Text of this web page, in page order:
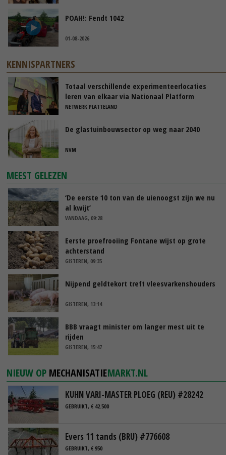
POAH!: Fendt 1042
01-08-2026
KENNISPARTNERS
Totaal verschillende experimenteerlocaties
leren van elkaar via Nationaal Platform
NETWERK PLATTELAND
De glastuinbouwsector op weg naar 2040
NVM
MEEST GELEZEN
‘De eerste 10 ton van de uienoogst zijn we nu
al kwijt’
VANDAAG, 09:28
Eerste proefrooiing Fontane wijst op grote
achterstand
GISTEREN, 09:35
Nijpend geldtekort treft vleesvarkenshouders
GISTEREN, 13:14
BBB vraagt minister om langer mest uit te
rijden
GISTEREN, 15:47
NIEUW OP MECHANISATIEMARKT.NL
KUHN VARI-MASTER PLOEG (REU) #28242
GEBRUIKT, € 42.500
Evers 11 tands (BRU) #776608
GEBRUIKT, € 950